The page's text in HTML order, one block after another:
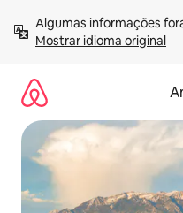
para
Mostrar idioma original